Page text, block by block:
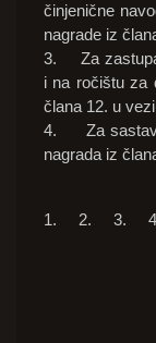
činjenične
nagrade iz
3. Za
i na ročištu za
člana 12. u
4. Za
nagrada iz
1. 2. 3.